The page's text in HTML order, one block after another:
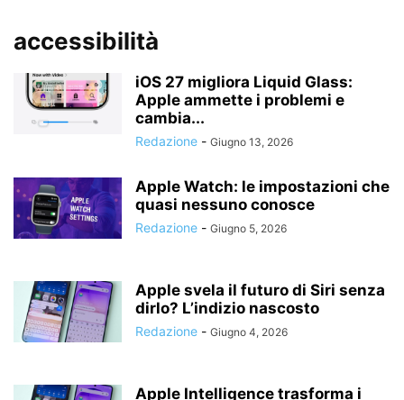
accessibilità
iOS 27 migliora Liquid Glass:
Apple ammette i problemi e
cambia...
Redazione - Giugno 13, 2026
Apple Watch: le impostazioni che
quasi nessuno conosce
Redazione - Giugno 5, 2026
Apple svela il futuro di Siri senza
dirlo? L’indizio nascosto
Redazione - Giugno 4, 2026
Apple Intelligence trasforma i